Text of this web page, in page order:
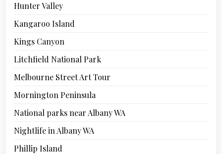
Hunter Valley
Kangaroo Island
Kings Canyon
Litchfield National Park
Melbourne Street Art Tour
Mornington Peninsula
National parks near Albany WA
Nightlife in Albany WA
Phillip Island